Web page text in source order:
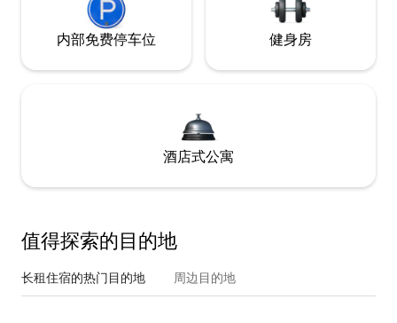
内部免费停车位 健身房
酒店式公寓
值得探索的目的地
长租住宿的热门目的地 周边目的地